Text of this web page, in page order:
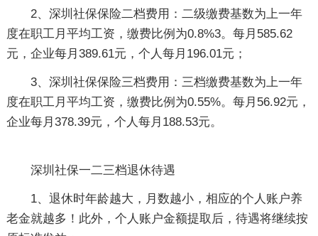
2、深圳社保保险二档费用：二级缴费基数为上一年
度在职工月平均工资，缴费比例为0.8%3。每月585.62
元，企业每月389.61元，个人每月196.01元；
3、深圳社保保险三档费用：三档缴费基数为上一年
度在职工月平均工资，缴费比例为0.55%。每月56.92元，
企业每月378.39元，个人每月188.53元。
深圳社保一二三档退休待遇
1、退休时年龄越大，月数越小，相应的个人账户养
老金就越多！此外，个人账户金额提取后，待遇将继续按